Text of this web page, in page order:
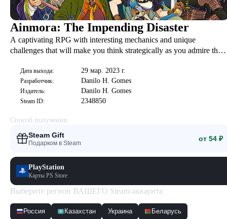
Ainmora: The Impending Disaster
A captivating RPG with interesting mechanics and unique
challenges that will make you think strategically as you admire the
carefully. Aziron, Kiarah, Roberit and many others await you in
Ainmora.
Дата выхода: 29 мар. 2023 г.
Разработчик: Danilo H. Gomes
Издатель: Danilo H. Gomes
Steam ID: 2348850
Способ получения
Steam Gift
Подарком в Steam
от 54 ₽
PlayStation
Карты PS Store
Выберите регион ВАШЕГО Steam-аккаунта
Россия Казахстан Украина Беларусь